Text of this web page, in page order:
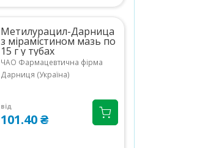
Метилурацил-Дарница
з мірамістином мазь по
15 г у тубах
ЧАО Фармацевтична фірма
Дарниця (Україна)
від
101.40 ₴